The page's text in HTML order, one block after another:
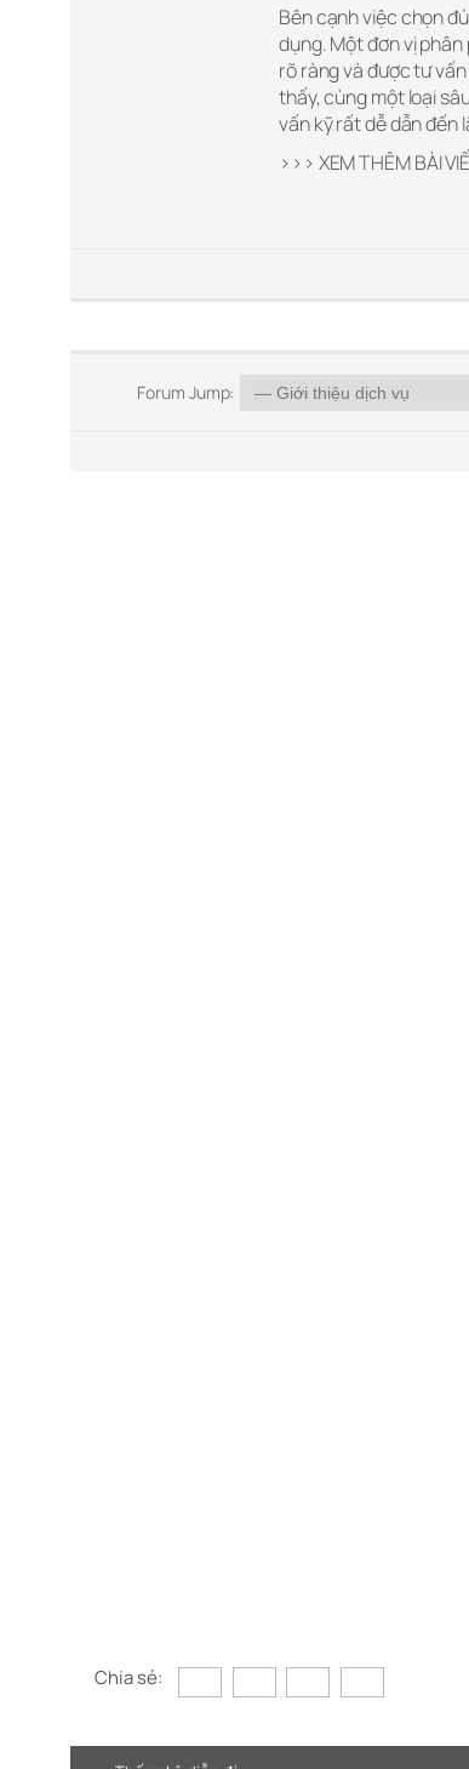
Bên cạnh việc chọn
dụng. Một đơn vị
rõ ràng và được tư
thấy, cùng một loại
vấn kỹ rất dễ dẫn đến
>>> XEM THÊM BÀI
Forum Jump:
Chia sẻ: